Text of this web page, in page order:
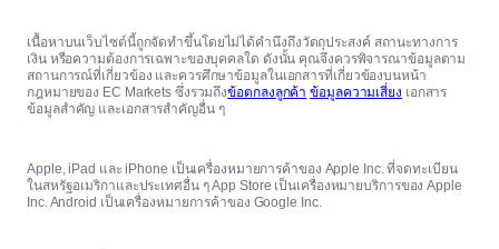
เนื้อหาบนเว็บไซต์นี้ถูกจัดทำขึ้นโดยไม่ได้คำนึงถึงวัตถุประสงค์ สถานะทางการ
เงิน หรือความต้องการเฉพาะของบุคคลใด ดังนั้น คุณจึงควรพิจารณาข้อมูลตาม
สถานการณ์ที่เกี่ยวข้อง และควรศึกษาข้อมูลในเอกสารที่เกี่ยวข้องบนหน้า
กฎหมายของ EC Markets ซึ่งรวมถึงข้อตกลงลูกค้า ข้อมูลความเสี่ยง เอกสาร
ข้อมูลสำคัญ และเอกสารสำคัญอื่น ๆ
Apple, iPad และ iPhone เป็นเครื่องหมายการค้าของ Apple Inc. ที่จดทะเบียน
ในสหรัฐอเมริกาและประเทศอื่น ๆ App Store เป็นเครื่องหมายบริการของ Apple
Inc. Android เป็นเครื่องหมายการค้าของ Google Inc.